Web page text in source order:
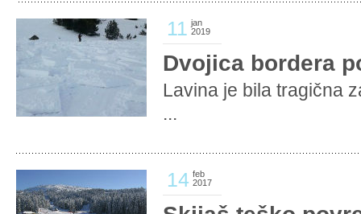
11 jan
2019
Dvojica bordera
Lavina je bila tragična
...
14 feb
2017